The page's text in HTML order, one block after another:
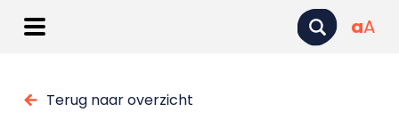
aA
Terug naar overzicht